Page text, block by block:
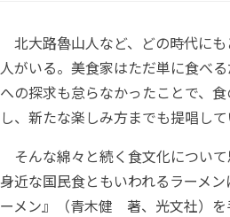
北大路魯山人など、どの時代に
人がいる。美食家はただ単に食べ
への探求も怠らなかったことで、
し、新たな楽しみ方までも提唱して
そんな綿々と続く食文化について
身近な国民食ともいわれるラーメ
ーメン』（青木健 著、光文社）を